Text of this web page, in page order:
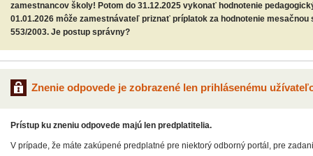
zamestnancov školy! Potom do 31.12.2025 vykonať hodnotenie
01.01.2026 môže zamestnávateľ priznať príplatok za hodnotenie mesačnou
553/2003. Je postup správny?
Znenie odpovede je zobrazené len prihlásenému
Prístup ku zneniu odpovede majú len predplatitelia.
V prípade, že máte zakúpené predplatné pre niektorý odborný portál, pre